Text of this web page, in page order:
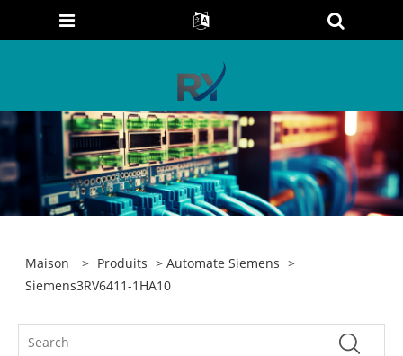
Maison > Produits >Automate Siemens >
Siemens3RV6411-1HA10